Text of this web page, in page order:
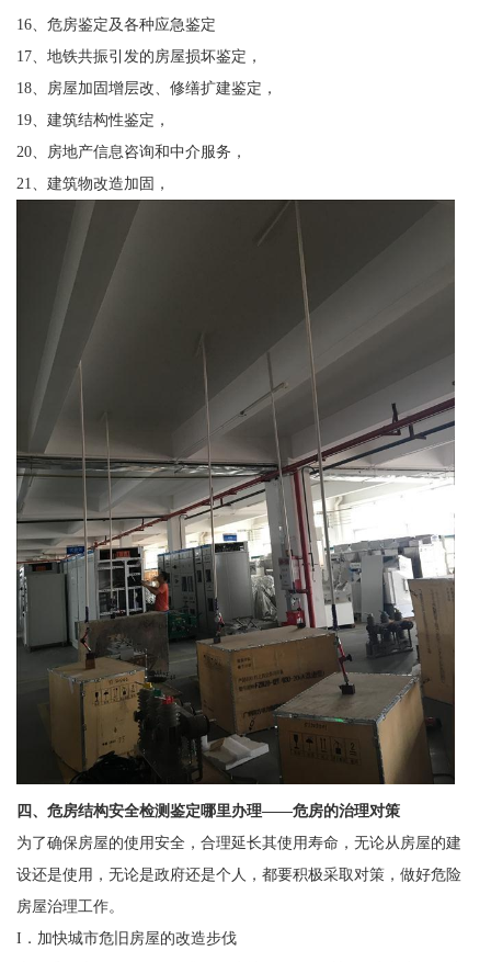
16、危房鉴定及各种应急鉴定
17、地铁共振引发的房屋损坏鉴定，
18、房屋加固增层改、修缮扩建鉴定，
19、建筑结构性鉴定，
20、房地产信息咨询和中介服务，
21、建筑物改造加固，
四、 危房结构安全检测鉴定哪里办理——危房的治理对策
为了确保房屋的使用安全，合理延长其使用寿命，无论从房屋的建
设还是使用，无论是政府还是个人，都要积极采取对策，做好危险
房屋治理工作。
I．加快城市危旧房屋的改造步伐